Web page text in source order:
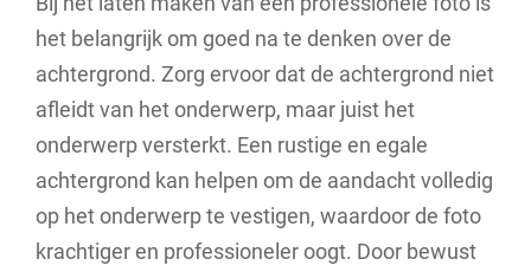
het belangrijk om goed na te denken over de
achtergrond. Zorg ervoor dat de achtergrond niet
afleidt van het onderwerp, maar juist het
onderwerp versterkt. Een rustige en egale
achtergrond kan helpen om de aandacht volledig
op het onderwerp te vestigen, waardoor de foto
krachtiger en professioneler oogt. Door bewust